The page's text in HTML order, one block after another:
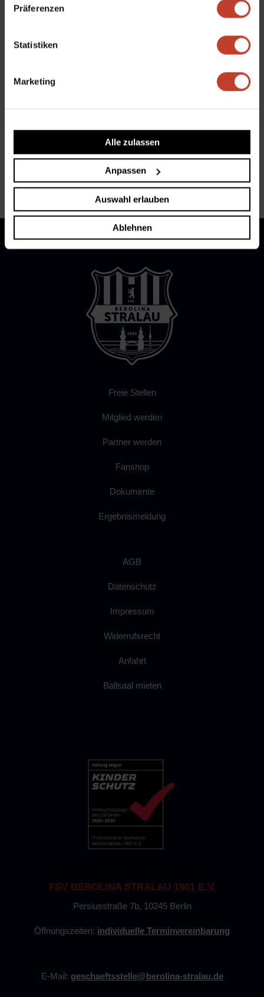
Präferenzen
Statistiken
Marketing
Alle zulassen
Anpassen
Auswahl erlauben
Ablehnen
Freie Stellen
Mitglied werden
Partner werden
Fanshop
Dokumente
Ergebnismeldung
AGB
Datenschutz
Impressum
Widerrufsrecht
Anfahrt
Ballsaal mieten
FSV BEROLINA STRALAU 1901 E.V.
Persiusstraße 7b, 10245 Berlin
Öffnungszeiten: individuelle Terminvereinbarung
E-Mail: geschaeftsstelle@berolina-stralau.de